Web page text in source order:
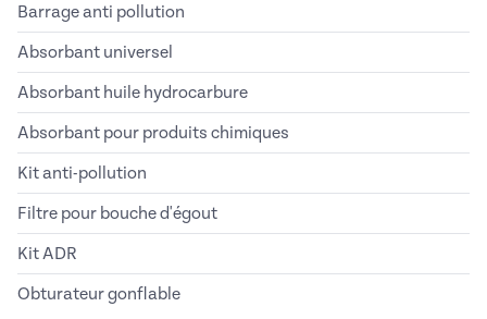
Barrage anti pollution
Absorbant universel
Absorbant huile hydrocarbure
Absorbant pour produits chimiques
Kit anti-pollution
Filtre pour bouche d'égout
Kit ADR
Obturateur gonflable